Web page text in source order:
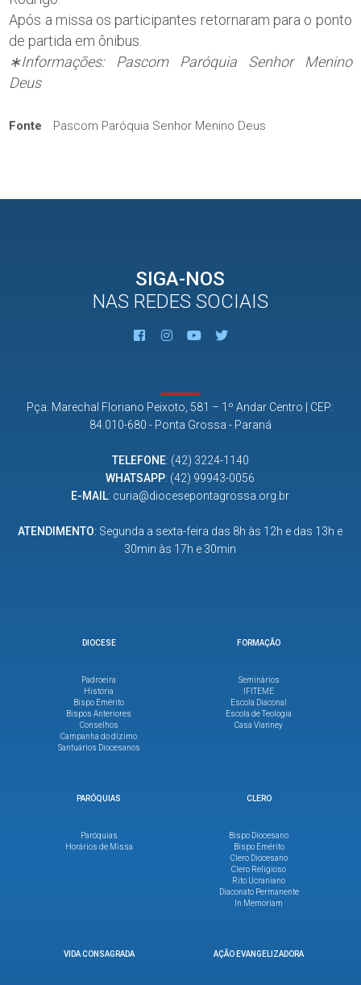
Após a missa os participantes retornaram para o ponto
de partida em ônibus.
∗Informações: Pascom Paróquia Senhor Menino
Deus
Fonte Pascom Paróquia Senhor Menino Deus
SIGA-NOS
NAS REDES SOCIAIS
Pça. Marechal Floriano Peixoto, 581 – 1º Andar Centro | CEP:
84.010-680 - Ponta Grossa - Paraná
TELEFONE: (42) 3224-1140
WHATSAPP: (42) 99943-0056
E-MAIL: curia@diocesepontagrossa.org.br
ATENDIMENTO: Segunda a sexta-feira das 8h às 12h e das 13h e
30min às 17h e 30min
DIOCESE
Padroeira
História
Bispo Emérito
Bispos Anteriores
Conselhos
Campanha do dízimo
Santuários Diocesanos
FORMAÇÃO
Seminários
IFITEME
Escola Diaconal
Escola de Teologia
Casa Vianney
PARÓQUIAS
Paróquias
Horários de Missa
CLERO
Bispo Diocesano
Bispo Emérito
Clero Diocesano
Clero Religioso
Rito Ucraniano
Diaconato Permanente
In Memoriam
VIDA CONSAGRADA AÇÃO EVANGELIZADORA